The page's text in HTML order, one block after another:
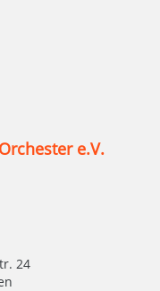
e.V.
24